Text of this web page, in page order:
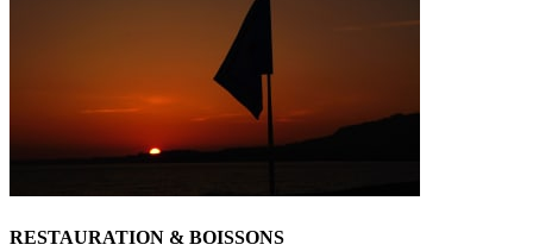
RESTAURATION & BOISSONS